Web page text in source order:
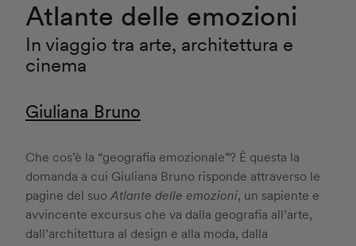
Atlante delle emozioni
In viaggio tra arte, architettura e
cinema
Giuliana Bruno
Che cos’è la “geografia emozionale”? È questa la
domanda a cui Giuliana Bruno risponde attraverso le
pagine del suoAtlante delle emozioni, un sapiente e
avvincente excursus che va dalla geografia all’arte,
dall’architettura al design e alla moda, dalla